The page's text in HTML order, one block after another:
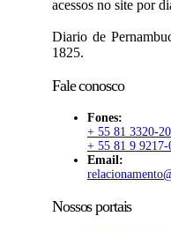
acessos no site por
Diario de
1825.
Fale conosco
Fones:
+ 55 81 3320-
+ 55 81 9 9217-
Email:
Nossos portais